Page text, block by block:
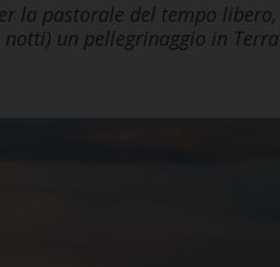
la pastorale del tempo libero,
un pellegrinaggio in Terra